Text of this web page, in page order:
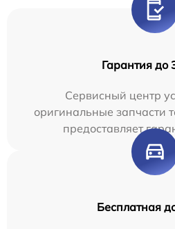
Гарантия до
Сервисный центр
оригинальные запчасти
предоставляет
Бесплатная